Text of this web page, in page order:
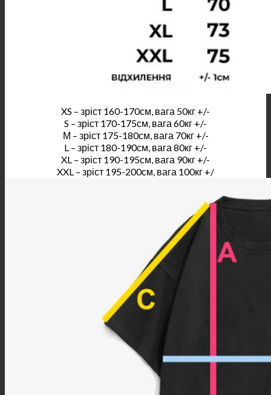
XS – зріст 160-170см, вага 50кг +/-
S – зріст 170-175см, вага 60кг +/-
М – зріст 175-180см, вага 70кг +/-
L – зріст 180-190см, вага 80кг +/-
XL – зріст 190-195см, вага 90кг +/-
XXL – зріст 195-200см, вага 100кг +/